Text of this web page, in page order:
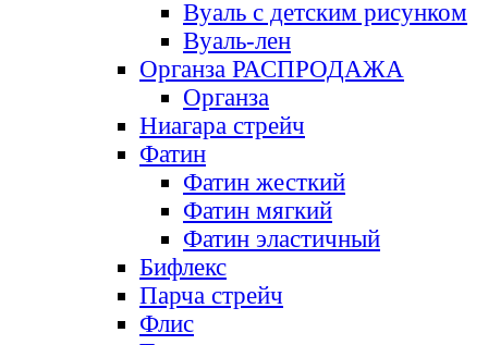
Вуаль с детским рисунком
Вуаль-лен
Органза РАСПРОДАЖА
Органза
Ниагара стрейч
Фатин
Фатин жесткий
Фатин мягкий
Фатин элаcтичный
Бифлекс
Парча стрейч
Флис